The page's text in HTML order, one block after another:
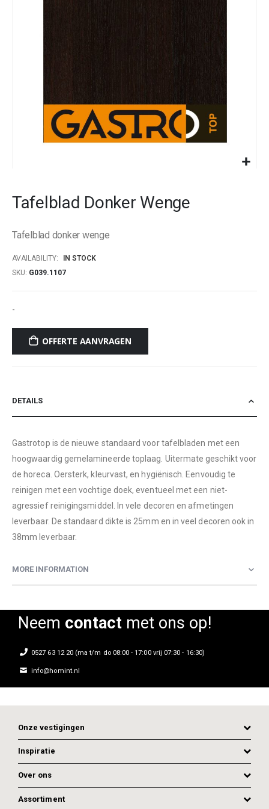
the
the
gallery
Tafelblad Donker Wenge
Tafelblad donker wenge
AVAILABILITY:
IN STOCK
SKU G039.1107
-
OFFERTE AANVRAGEN
DETAILS
Gastrotop is de nieuwe standaard voor tafelbladen met een
hoogwaardig gemelamineerde toplaag. Uitermate geschikt voor
de horeca. Oersterk, kleurvast, en hygiënisch. Eenvoudig te
reinigen met een vochtige doek, eventueel met een niet-
agressief reinigingsmiddel. In vele decoren en afmetingen
leverbaar. De standaard dikte is 25mm en in veel decoren ook in
38mm leverbaar.
MORE INFORMATION
Neem contactmet ons op!
0527 63 12 20 (ma t/m do 08:00 - 17:00 vrij 07:30 - 16:30)
info@homint.nl
Onze vestigingen
Inspiratie
Over ons
Assortiment